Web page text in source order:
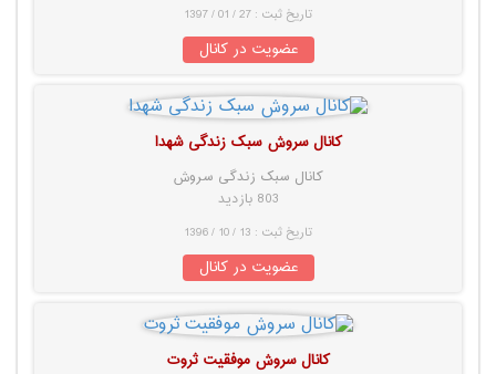
تاریخ ثبت : 27 / 01 / 1397
عضویت در کانال
کانال سروش سبک زندگی شهدا
کانال سبک زندگی سروش
803 بازدید
تاریخ ثبت : 13 / 10 / 1396
عضویت در کانال
کانال سروش موفقیت ثروت